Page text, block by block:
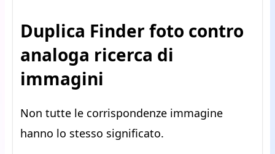
Duplica Finder foto contro
analoga ricerca di
immagini
Non tutte le corrispondenze immagine
hanno lo stesso significato.